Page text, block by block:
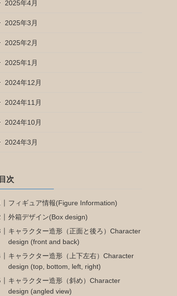
2025年4月
2025年3月
2025年2月
2025年1月
2024年12月
2024年11月
2024年10月
2024年3月
目次
フィギュア情報(Figure Information)
外箱デザイン(Box design)
キャラクター造形（正面と後ろ）Character
design (front and back)
キャラクター造形（上下左右）Character
design (top, bottom, left, right)
キャラクター造形（斜め）Character
design (angled view)